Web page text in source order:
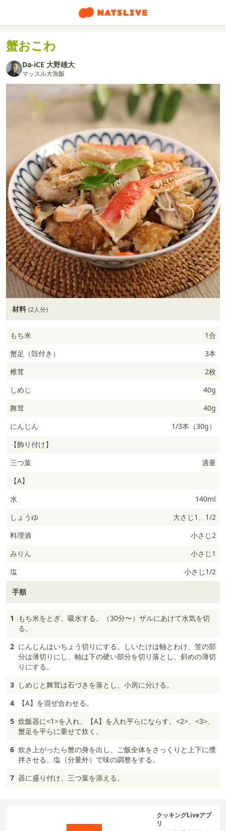
蟹おこわ
Da-iCE 大野雄大
マッスル大漁飯
材料 (2人分)
もち米
1合
蟹足（殻付き）
3本
椎茸
2枚
しめじ
40g
舞茸
40g
にんじん
1/3本（30g）
【飾り付け】
三つ葉
適量
【A】
水
140ml
しょうゆ
大さじ1、1/2
料理酒
小さじ2
みりん
小さじ1
塩
小さじ1/2
手順
1
もち米をとぎ、吸水する。（30分〜）ザルにあけて水気を切
る。
2 にんじんはいちょう切りにする。しいたけは軸とわけ、笠の部
分は薄切りにし、軸は下の硬い部分を切り落とし、斜めの薄切
りにする。
3 しめじと舞茸は石づきを落とし、小房に分ける。
4
【A】を混ぜ合わせる。
5 炊飯器に<1>を入れ、【A】を入れ平らにならす。<2>、<3>、
蟹足を平らに乗せて炊く。
6 炊き上がったら蟹の身を出し、ご飯全体をさっくりと上下に攪
拌させる。塩（分量外）で味の調整をする。
7 器に盛り付け、三つ葉を添える。
クッキングLiveアプ
リ